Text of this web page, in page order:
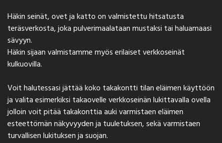
Häkin seinät, ovet ja katto on valmistettu hitsatusta
teräsverkosta, joka pulverimaalataan mustaksi tai haluamaasi
sävyyn.
Häkin sijaan valmistamme myös erilaiset verkkoseinät
kulkuovilla.
Voit halutessasi jättää koko takakontti tilan eläimen käyttöön
ja valita esimerkiksi takaovelle verkkoseinän lukittavalla ovella
jolloin voit pitää takakonttia auki varmistaen eläimen
esteettömän näkyvyyden ja tuuletuksen, sekä varmistaen
turvallisen lukituksen ja suojan.